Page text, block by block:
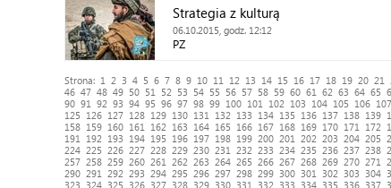
Strategia z kulturą
06.10.2015, godz. 12:12
PZ
Strona: 1 2 3 4 5 6 7 8 9 10 11 12 13 14 15 16 17 18 19 20 21
46 47 48 49 50 51 52 53 54 55 56 57 58 59 60 61 62 63 64 65
90 91 92 93 94 95 96 97 98 99 100 101 102 103 104 105 106 107
125
126 127 128 129 130 131 132 133 134 135 136 137 138 139
158 159 160 161 162 163 164 165 166 167 168 169 170 171 172
191
192 193 194 195 196 197 198 199 200 201 202 203 204 205
224 225 226 227 228 229 230 231 232 233 234 235 236 237 238
257 258 259 260 261 262 263 264 265 266 267 268 269 270 271
290 291 292 293 294 295 296 297 298 299 300 301 302 303 304
323
324 325 326 327 328 329 330 331 332 333 334 335 336 337